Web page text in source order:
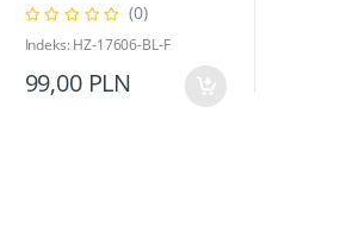
(0)
Indeks: HZ-17606-BL-F
99,00 PLN